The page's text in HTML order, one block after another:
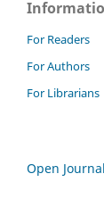
For Readers
For Authors
For Librarians
Open